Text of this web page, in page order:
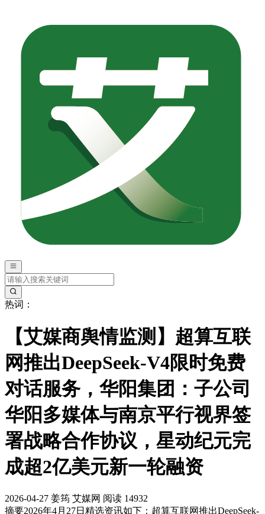
热词：
【艾媒商舆情监测】超算互联
网推出DeepSeek-V4限时免费
对话服务，华阳集团：子公司
华阳多媒体与南京平行视界签
署战略合作协议，星动纪元完
成超2亿美元新一轮融资
2026-04-27 姜筠 艾媒网 阅读 14932
摘要2026年4月27日精选资讯如下：超算互联网推出DeepSeek-